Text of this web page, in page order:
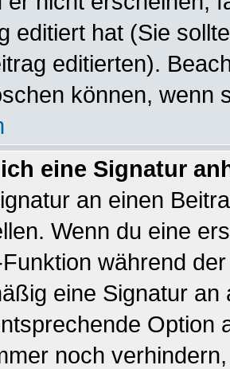
editiert hat (Sie
editierten).
können, wenn
eine Signatur
an einen
Wenn du eine
während
eine Signatur
Option
noch